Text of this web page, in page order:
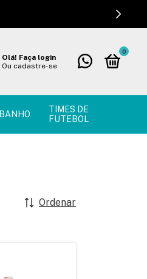
Olá! Faça login
Ou cadastre-se
0
BANHO
TIMES DE
FUTEBOL
Ordenar